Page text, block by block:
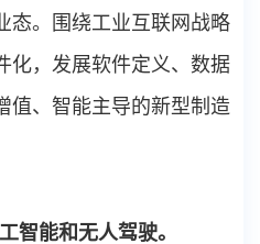
态。围绕工业互联网战略
化，发展软件定义、数据
值、智能主导的新型制造
智能和无人驾驶。